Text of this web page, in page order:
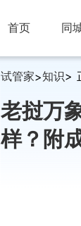
首页 同
试管家>知识>
老挝万
样？附